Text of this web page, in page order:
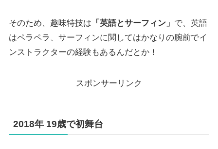
そのため、趣味特技は 「英語とサーフィン」 で、英語
はペラペラ、サーフィンに関してはかなりの腕前でイ
ンストラクターの経験もあるんだとか！
スポンサーリンク
2018年 19歳で初舞台